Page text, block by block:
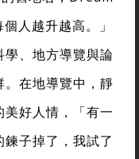
人越升越高。」
、地方導覽與論
在地導覽中，靜
好人情，「有一
子掉了，我試了